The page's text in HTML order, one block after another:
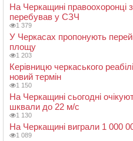
На Черкащині правоохоронці
перебував у СЗЧ
1 379
У Черкасах пропонують
площу
1 203
Керівницю черкаського
новий термін
1 150
На Черкащині сьогодні
шквали до 22 м/с
1 130
На Черкащині виграли 1 000
1 089